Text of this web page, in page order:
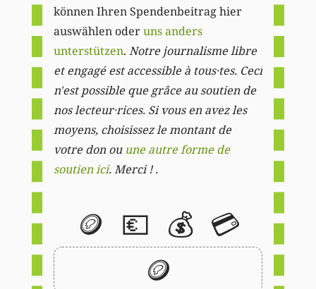
können Ihren Spendenbeitrag hier
auswählen oderuns anders
unterstützen. Notre journalisme libre
et engagé est accessible à tous·tes. Ceci
n'est possible que grâce au soutien de
nos lecteur·rices. Si vous en avez les
moyens, choisissez le montant de
votre don ou une autre forme de
soutien ici. Merci ! .
🪙 💶 💰 💳
🪙